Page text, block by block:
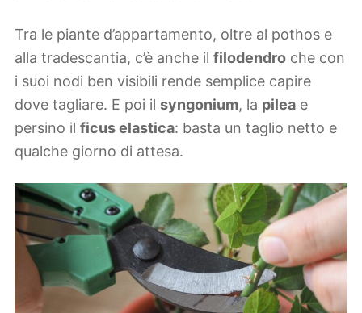
Tra le piante d’appartamento, oltre al pothos e
alla tradescantia, c’è anche il filodendro che con
i suoi nodi ben visibili rende semplice capire
dove tagliare. E poi il syngonium, la pilea e
persino il ficus elastica: basta un taglio netto e
qualche giorno di attesa.